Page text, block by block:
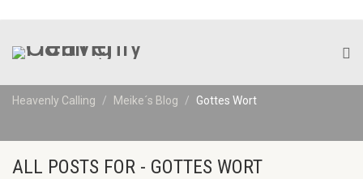
Heavenly Calling Meike´s Blog Gottes Wort
ALL POSTS FOR - GOTTES WORT